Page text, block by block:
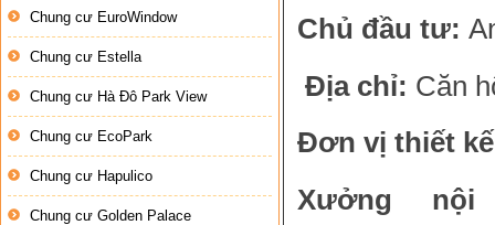
Chung cư EuroWindow
Chung cư Estella
Chung cư Hà Đô Park View
Chung cư EcoPark
Chung cư Hapulico
Chung cư Golden Palace
Chủ đầu tư:
Địa chỉ: Căn
Đơn vị thiết kế
Xưởng nội